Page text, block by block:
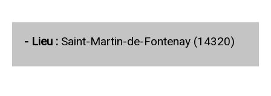
- Lieu : Saint-Martin-de-Fontenay (14320)